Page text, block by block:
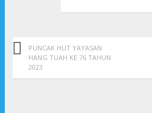
PUNCAK HUT YAYASAN
HANG TUAH KE 76 TAHUN
2023